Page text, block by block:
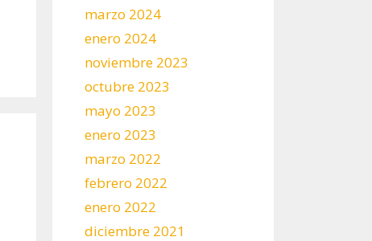
marzo 2024
enero 2024
noviembre 2023
octubre 2023
mayo 2023
enero 2023
marzo 2022
febrero 2022
enero 2022
diciembre 2021